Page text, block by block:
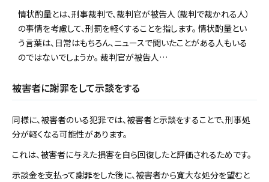
情状酌量とは、刑事裁判で、裁判官が被告人（裁判で裁かれる人）
の事情を考慮して、刑罰を軽くすることを指します。 情状酌量とい
う言葉は、日常はもちろん、ニュースで聞いたことがある人もいる
のではないでしょうか。 裁判官が被告人…
被害者に謝罪をして示談をする
同様に、被害者のいる犯罪では、被害者と示談をすることで、刑事処
分が軽くなる可能性があります。
これは、被害者に与えた損害を自ら回復したと評価されるためです。
示談金を支払って謝罪をした後に、被害者から寛大な処分を望むと